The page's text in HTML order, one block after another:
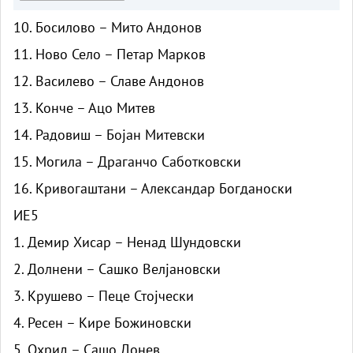
10. Босилово – Мито Андонов
11. Ново Село – Петар Марков
12. Василево – Славе Андонов
13. Конче – Ацо Митев
14. Радовиш – Бојан Митевски
15. Могила – Драганчо Саботковски
16. Кривогаштани – Александар Богданоски
ИЕ5
1. Демир Хисар – Ненад Шундовски
2. Долнени – Сашко Велјановски
3. Крушево – Пеце Стојчески
4. Ресен – Кире Божиновски
5. Охрид – Сашо Донев